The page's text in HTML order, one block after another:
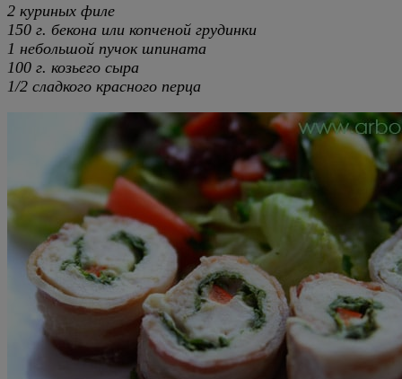
2 куриных филе
150 г. бекона или копченой грудинки
1 небольшой пучок шпината
100 г. козьего сыра
1/2 сладкого красного перца